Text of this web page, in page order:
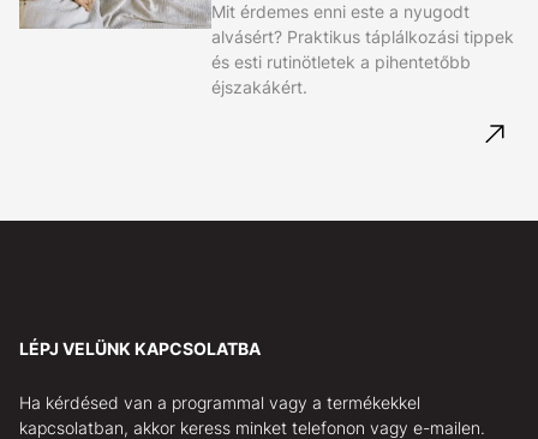
Mit érdemes enni este a nyugodt
alvásért? Praktikus táplálkozási tippek
és esti rutinötletek a pihentetőbb
éjszakákért.
LÉPJ VELÜNK KAPCSOLATBA
Ha kérdésed van a programmal vagy a termékekkel
kapcsolatban, akkor keress minket telefonon vagy e-mailen.